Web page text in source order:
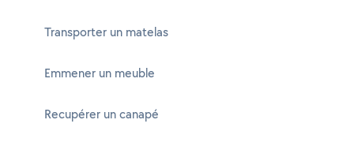
Transporter un matelas
Emmener un meuble
Recupérer un canapé